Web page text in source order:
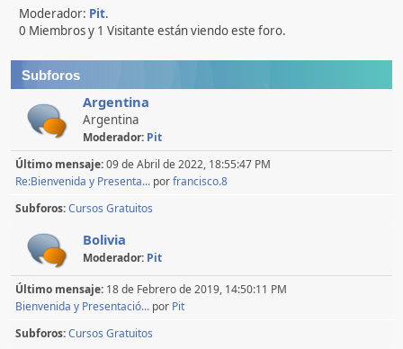
Moderador: Pit.
0 Miembros y 1 Visitante están viendo este foro.
Subforos
Argentina
Argentina
Moderador: Pit
Último mensaje:09 de Abril de 2022, 18:55:47 PM
Re:Bienvenida y Presenta... porfrancisco.8
Subforos Cursos Gratuitos
Bolivia
Moderador: Pit
Último mensaje: 18 de Febrero de 2019, 14:50:11 PM
Bienvenida y Presentació... por Pit
Subforos Cursos Gratuitos